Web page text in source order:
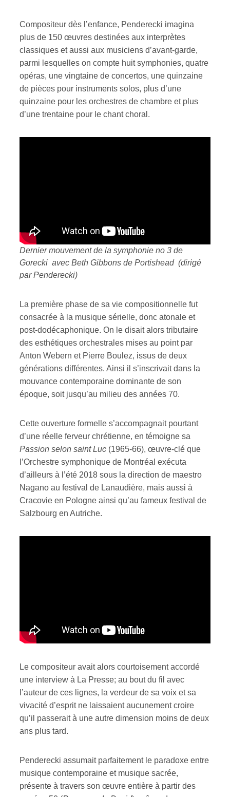
Compositeur dès l’enfance, Penderecki imagina
plus de 150 œuvres destinées aux interprètes
classiques et aussi aux musiciens d’avant-garde,
parmi lesquelles on compte huit symphonies, quatre
opéras, une vingtaine de concertos, une quinzaine
de pièces pour instruments solos, plus d’une
quinzaine pour les orchestres de chambre et plus
d’une trentaine pour le chant choral.
Dernier mouvement de la symphonie no 3 de
Gorecki avec Beth Gibbons de Portishead (dirigé
par Penderecki)
La première phase de sa vie compositionnelle fut
consacrée à la musique sérielle, donc atonale et
post-dodécaphonique. On le disait alors tributaire
des esthétiques orchestrales mises au point par
Anton Webern et Pierre Boulez, issus de deux
générations différentes. Ainsi il s’inscrivait dans la
mouvance contemporaine dominante de son
époque, soit jusqu’au milieu des années 70.
Cette ouverture formelle s’accompagnait pourtant
d’une réelle ferveur chrétienne, en témoigne sa
Passion selon saint Luc (1965-66), œuvre-clé que
l’Orchestre symphonique de Montréal exécuta
d’ailleurs à l’été 2018 sous la direction de maestro
Nagano au festival de Lanaudière, mais aussi à
Cracovie en Pologne ainsi qu’au fameux festival de
Salzbourg en Autriche.
Le compositeur avait alors courtoisement accordé
une interview à La Presse; au bout du fil avec
l’auteur de ces lignes, la verdeur de sa voix et sa
vivacité d’esprit ne laissaient aucunement croire
qu’il passerait à une autre dimension moins de deux
ans plus tard.
Penderecki assumait parfaitement le paradoxe entre
musique contemporaine et musique sacrée,
présente à travers son œuvre entière à partir des